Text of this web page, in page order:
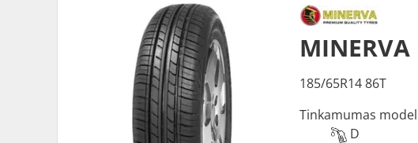
185/65R14 86T
Tinkamumas
D